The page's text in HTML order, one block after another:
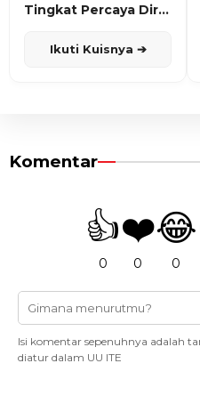
Tingkat Percaya Diri
Ikuti Kuisnya ➔
Komentar
👍
0
❤️
0
😂
0
Isi komentar sepenuhnya adalah
diatur dalam UU ITE